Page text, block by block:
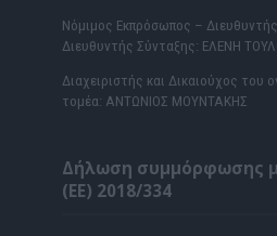
Νόμιμος Εκπρόσωπος –
Διευθυντής Σύνταξης: ΕΛΕΝΗ
Διαχειριστής και Δικαιούχος του
τομέα: ΑΝΤΩΝΙΟΣ ΜΟΥΝΤΑΚΗΣ
Δήλωση συμμόρφωσης
(ΕΕ) 2018/334